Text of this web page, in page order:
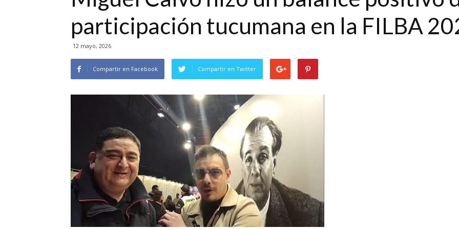
participación tucumana en la FILBA
12 mayo, 2026
Compartir en Facebook Compartir en Twitter